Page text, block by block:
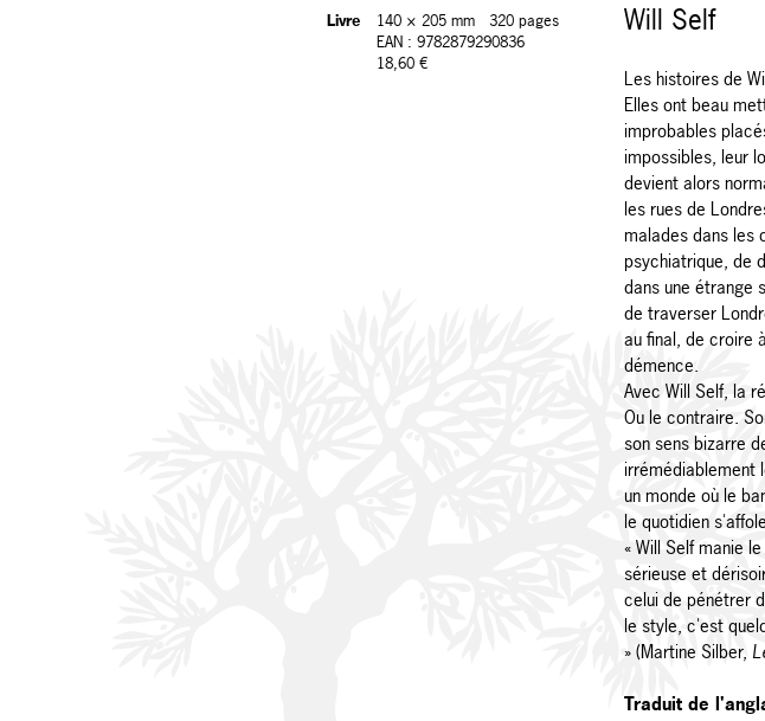
Livre
140 × 205 mm
320 pages
EAN : 9782879290836
18,60 €
Will Self
Les histoires de
Elles ont beau
improbables
impossibles, leur
devient alors
les rues de
malades dans les
psychiatrique, de
dans une étrange
de traverser
au final, de croire
démence.
Avec Will Self, la
Ou le contraire.
son sens bizarre
irrémédiablement
un monde où le
le quotidien
« Will Self manie
sérieuse et
celui de pénétrer
le style, c'est
» (Martine Silber,
Traduit de